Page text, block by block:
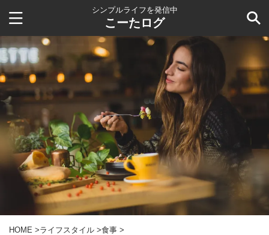
シンプルライフを発信中
こーたログ
HOME >ライフスタイル >食事 >